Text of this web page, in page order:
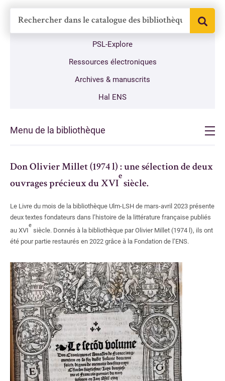
Bibliothèque d'archéologie
Bibliothèque de mathématiques et informatique
Bibliothèque de l'agrégation physique et chimie
Formations
S'inscrire, se réinscrire
Nous soutenir
PSL-Explore
Ressources électroniques
Archives & manuscrits
Hal ENS
Menu de la bibliothèque
Accueil
Présentation de la bibliothèque
Règlement intérieur
Organigramme
Réseaux et partenariats
Humanités numériques
Comité scientifique
Visites
Rapports d'activité
Recrutements en cours
Conditions d'accès
Ulm
Don Olivier Millet (1974 l) : une sélection de deux
ouvrages précieux du XVI
e
siècle.
Le Livre du mois de la bibliothèque Ulm-LSH de mars-avril 2023 présente
deux textes fondateurs dans l’histoire de la littérature française publiés
au XVI
e
siècle. Donnés à la bibliothèque par Olivier Millet (1974 l), ils ont
été pour partie restaurés en 2022 grâce à la Fondation de l’ENS.